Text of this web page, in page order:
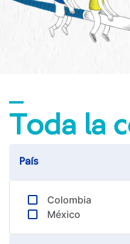
sura.com
SURA
Toda la
País
Colombia
México​